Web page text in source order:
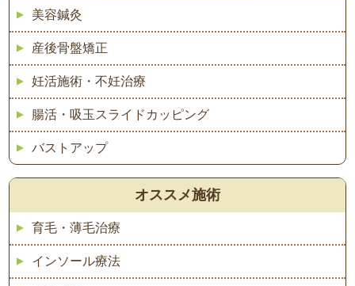
美容鍼灸
産後骨盤矯正
妊活施術・不妊治療
腸活・吸玉スライドカッピング
バストアップ
オススメ施術
育毛・薄毛治療
インソール療法